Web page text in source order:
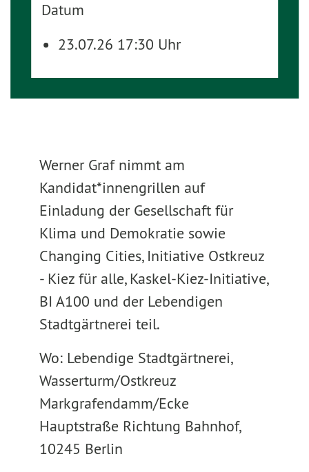
Datum
23.07.26 17:30 Uhr
Werner Graf nimmt am
Kandidat*innengrillen auf
Einladung der Gesellschaft für
Klima und Demokratie sowie
Changing Cities, Initiative Ostkreuz
- Kiez für alle, Kaskel-Kiez-Initiative,
BI A100 und der Lebendigen
Stadtgärtnerei teil.
Wo: Lebendige Stadtgärtnerei,
Wasserturm/Ostkreuz
Markgrafendamm/Ecke
Hauptstraße Richtung Bahnhof,
10245 Berlin